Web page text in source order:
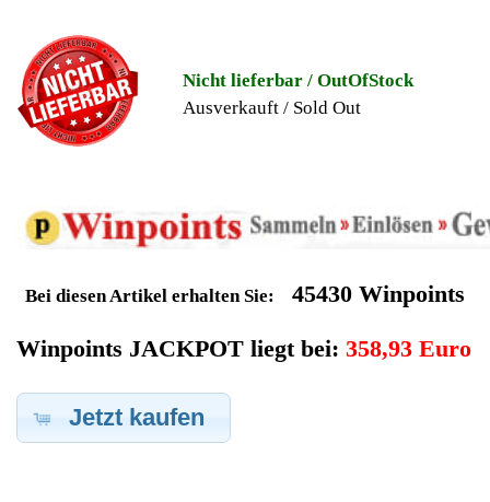
Philips Km
Ersatzteilegewinnung
Im Kundenbereich können Sie uns Ihren alten Philips Philips Km
auch defekt zur Ersatzteilgewinnung anbieten, dafür klicken Sie